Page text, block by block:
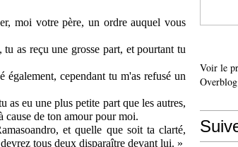
moi votre père, un ordre auquel vous
as reçu une grosse part, et pourtant tu
cependant tu m'as refusé un
as eu une plus petite part que les autres,
de ton amour pour moi.
et quelle que soit ta clarté,
tous deux disparaître devant lui. »
Voir le
Overblog